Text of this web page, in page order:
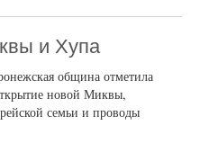
и Хупа
община отметила
новой Миквы,
семьи и проводы